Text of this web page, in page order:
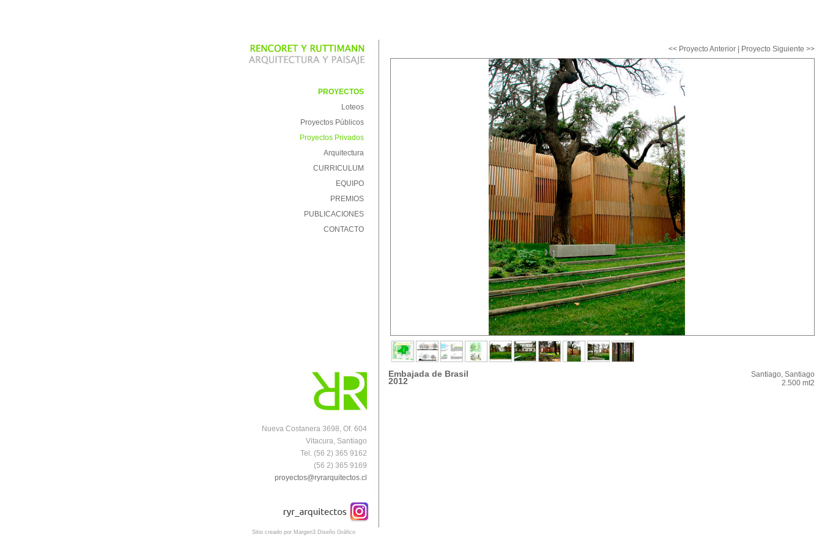
PROYECTOS
Loteos
Proyectos Públicos
Proyectos Privados
Arquitectura
CURRICULUM
EQUIPO
PREMIOS
PUBLICACIONES
CONTACTO
Nueva Costanera 3698, Of. 604
Vitacura, Santiago
Tel. (56 2) 365 9162
(56 2) 365 9169
proyectos@ryrarquitectos.cl
<< Proyecto Anterior Proyecto Siguiente >>
Embajada de Brasil
2012
Santiago, Santiago
2.500 mt2
Sitio creado por Margen3 Diseño Gráfico